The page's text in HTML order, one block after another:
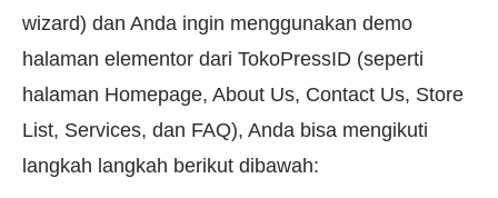
wizard) dan Anda ingin menggunakan demo
halaman elementor dari TokoPressID (seperti
halaman Homepage, About Us, Contact Us, Store
List, Services, dan FAQ), Anda bisa mengikuti
langkah langkah berikut dibawah: